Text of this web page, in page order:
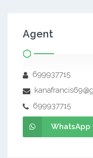
Agent
699937715
699937715
WhatsApp